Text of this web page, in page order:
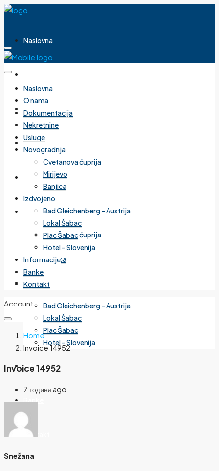
Naslovna
Dokumentacija
Nekretnine
Usluge
Novogradnja
Cvetanova ćuprija
Mirijevo
Banjica
Izdvojeno
Bad Gleichenberg – Austrija
Lokal Šabac
Plac Šabac
Hotel – Slovenija
Informacije
Kontakt
Naslovna
O nama
Dokumentacija
Nekretnine
Usluge
Novogradnja
Cvetanova ćuprija
Mirijevo
Banjica
Izdvojeno
Bad Gleichenberg – Austrija
Lokal Šabac
Plac Šabac
Hotel – Slovenija
Informacije
Banke
Kontakt
Account
Home
Invoice 14952
Invoice 14952
7 година ago
Snežana